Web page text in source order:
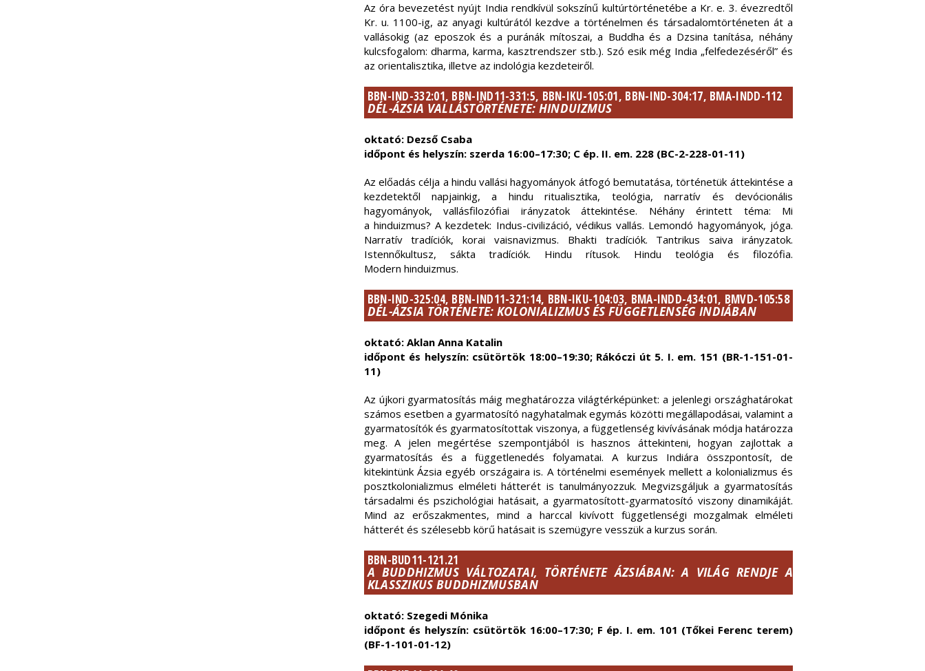
Az óra bevezetést nyújt India rendkívül sokszínű kultúrtörténetébe a Kr. e. 3. évezredtől
Kr. u. 1100-ig, az anyagi kultúrától kezdve a történelmen és társadalomtörténeten át a
vallásokig (az eposzok és a puránák mítoszai, a Buddha és a Dzsina tanítása, néhány
kulcsfogalom: dharma, karma, kasztrendszer stb.). Szó esik még India „felfedezéséről” és
az orientalisztika, illetve az indológia kezdeteiről.
BBN-IND-332:01, BBN-IND11-331:5, BBN-IKU-105:01, BBN-IND-304:17, BMA-INDD-112
DÉL-ÁZSIA VALLÁSTÖRTÉNETE: HINDUIZMUS
oktató: Dezső Csaba
időpont és helyszín: szerda 16:00–17:30; C ép. II. em. 228 (BC-2-228-01-11)
Az előadás célja a hindu vallási hagyományok átfogó bemutatása, történetük áttekintése a
kezdetektől napjainkig, a hindu ritualisztika, teológia, narratív és devócionális
hagyományok, vallásfilozófiai irányzatok áttekintése. Néhány érintett téma: Mi
a hinduizmus? A kezdetek: Indus-civilizáció, védikus vallás. Lemondó hagyományok, jóga.
Narratív tradíciók, korai vaisnavizmus. Bhakti tradíciók. Tantrikus saiva irányzatok.
Istennőkultusz, sákta tradíciók. Hindu rítusok. Hindu teológia és filozófia.
Modern hinduizmus.
BBN-IND-325:04, BBN-IND11-321:14, BBN-IKU-104:03, BMA-INDD-434:01, BMVD-105:58
DÉL-ÁZSIA TÖRTÉNETE: KOLONIALIZMUS ÉS FÜGGETLENSÉG INDIÁBAN
oktató: Aklan Anna Katalin
időpont és helyszín: csütörtök 18:00–19:30; Rákóczi út 5. I. em. 151 (BR-1-151-01-
11)
Az újkori gyarmatosítás máig meghatározza világtérképünket: a jelenlegi országhatárokat
számos esetben a gyarmatosító nagyhatalmak egymás közötti megállapodásai, valamint a
gyarmatosítók és gyarmatosítottak viszonya, a függetlenség kivívásának módja határozza
meg. A jelen megértése szempontjából is hasznos áttekinteni, hogyan zajlottak a
gyarmatosítás és a függetlenedés folyamatai. A kurzus Indiára összpontosít, de
kitekintünk Ázsia egyéb országaira is. A történelmi események mellett a kolonializmus és
posztkolonializmus elméleti hátterét is tanulmányozzuk. Megvizsgáljuk a gyarmatosítás
társadalmi és pszichológiai hatásait, a gyarmatosított-gyarmatosító viszony dinamikáját.
Mind az erőszakmentes, mind a harccal kivívott függetlenségi mozgalmak elméleti
hátterét és szélesebb körű hatásait is szemügyre vesszük a kurzus során.
BBN-BUD11-121.21
A BUDDHIZMUS VÁLTOZATAI, TÖRTÉNETE ÁZSIÁBAN: A VILÁG RENDJE A
KLASSZIKUS BUDDHIZMUSBAN
oktató: Szegedi Mónika
időpont és helyszín: csütörtök 16:00–17:30; F ép. I. em. 101 (Tőkei Ferenc terem)
(BF-1-101-01-12)